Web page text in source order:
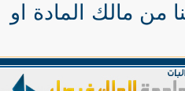
من مالك المادة او